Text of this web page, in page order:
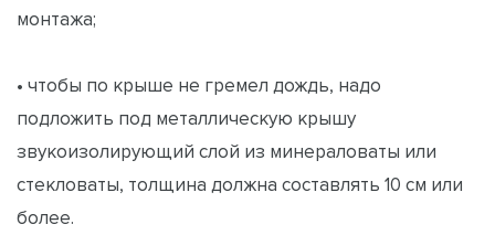
монтажа;
• чтобы по крыше не гремел дождь, надо
подложить под металлическую крышу
звукоизолирующий слой из минераловаты или
стекловаты, толщина должна составлять 10 см или
более.